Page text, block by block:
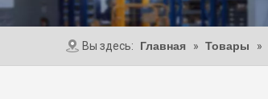
Вы здесь: Главная » Товары »